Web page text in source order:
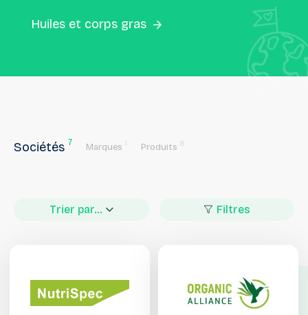
Huiles et corps gras
Sociétés 7 Marques 1 Produits 8
Trier par... Filtres